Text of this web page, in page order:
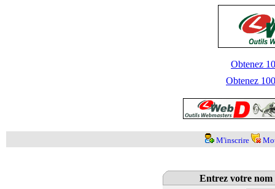
Obtenez
Obtenez
M'inscrire
Entrez votre nom